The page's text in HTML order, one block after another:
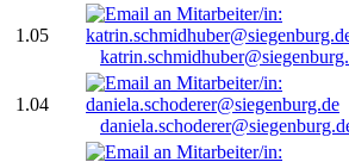
1.05
1.04